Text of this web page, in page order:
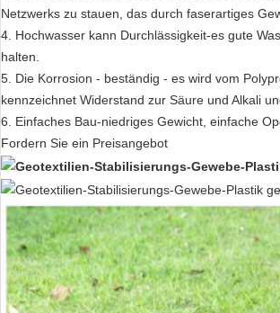
Netzwerks zu stauen, das durch faserartiges
4. Hochwasser kann Durchlässigkeit-es gute
halten.
5. Die Korrosion - beständig - es wird vom
kennzeichnet Widerstand zur Säure und Alkali
6. Einfaches Bau-niedriges Gewicht, einfache
Fordern Sie ein Preisangebot